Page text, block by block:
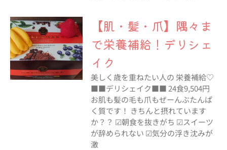
【肌・髪・爪】隅々ま
で栄養補給！デリシェ
イク
美しく歳を重ねたい人の 栄養補給♡
■■デリシェイク■■ 24食9,504円
お肌も髪の毛も爪もぜーんぶたんぱ
く質です！ きちんと摂れています
か？？ ☑︎朝食を抜きがち ☑︎スイーツ
が辞められない ☑︎気分の浮き沈みが
激